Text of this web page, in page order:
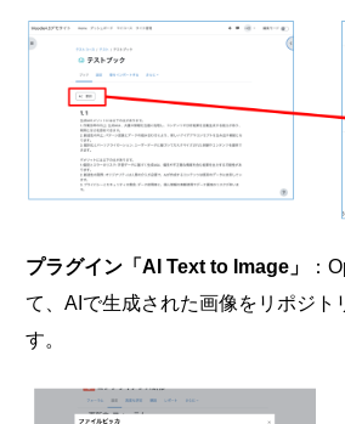
プラグイン「AI Text to Image」
：
て、AIで生成された画像をリポジト
す。